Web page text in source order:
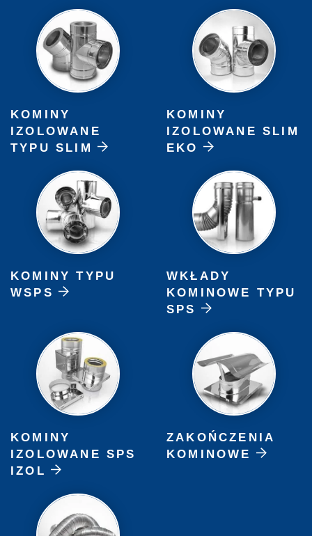
KOMINY
IZOLOWANE
TYPU SLIM
KOMINY
IZOLOWANE SLIM
EKO
KOMINY TYPU
WSPS
WKŁADY
KOMINOWE TYPU
SPS
KOMINY
IZOLOWANE SPS
IZOL
ZAKOŃCZENIA
KOMINOWE